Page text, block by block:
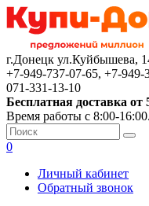
г.Донецк ул.Куйбышева,
+7-949-737-07-65, +7-
071-331-13-10
Бесплатная доставка от
Время работы с 8:00-
0
Личный кабинет
Обратный звонок